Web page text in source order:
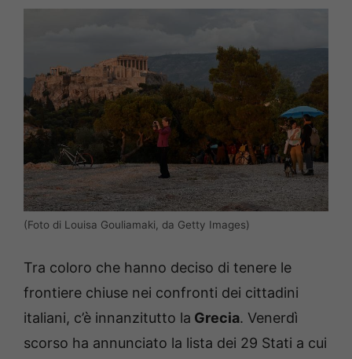
(Foto di Louisa Gouliamaki, da Getty Images)
Tra coloro che hanno deciso di tenere le
frontiere chiuse nei confronti dei cittadini
italiani, c’è innanzitutto la Grecia. Venerdì
scorso ha annunciato la lista dei 29 Stati a cui